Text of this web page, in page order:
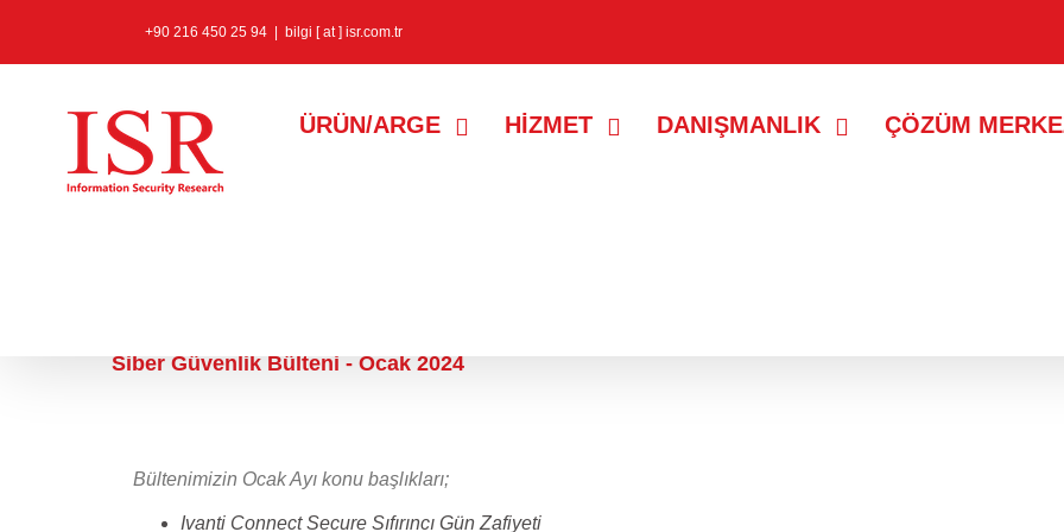
+90 216 450 25 94 bilgi [ at ] isr.com.tr
ÜRÜN/ARGE HİZMET DANIŞMANLIK ÇÖZÜM
Siber Güvenlik Bülteni - Ocak 2024
Bültenimizin Ocak Ayı konu başlıkları;
Ivanti Connect Secure Sıfırıncı Gün Zafiyeti